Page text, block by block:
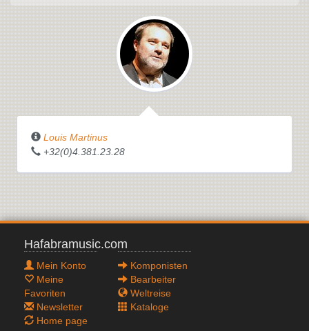
Louis Martinus
+32(0)4.381.23.28
Hafabramusic.com
Mein Konto
Meine
Favoriten
Newsletter
Home page
Komponisten
Bearbeiter
Weltreise
Kataloge